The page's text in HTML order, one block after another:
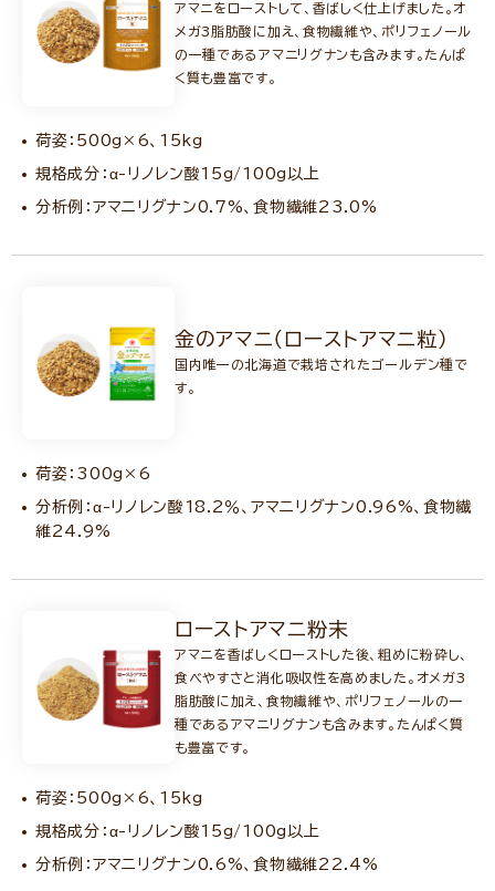
アマニをローストして、香ばしく仕上げました。オ
メガ3脂肪酸に加え、食物繊維や、ポリフェノール
の一種であるアマニリグナンも含みます。たんぱ
く質も豊富です。
荷姿：500g×6、15kg
規格成分：α-リノレン酸15g/100g以上
分析例：アマニリグナン0.7%、食物繊維23.0%
金のアマニ（ローストアマニ粒）
国内唯一の北海道で栽培されたゴールデン種で
す。
荷姿：300g×6
分析例：α-リノレン酸18.2％、アマニリグナン0.96%、食物繊
維24.9%
ローストアマニ粉末
アマニを香ばしくローストした後、粗めに粉砕し、
食べやすさと消化吸収性を高めました。オメガ3
脂肪酸に加え、食物繊維や、ポリフェノールの一
種であるアマニリグナンも含みます。たんぱく質
も豊富です。
荷姿：500g×6、15kg
規格成分：α-リノレン酸15g/100g以上
分析例：アマニリグナン0.6%、食物繊維22.4%